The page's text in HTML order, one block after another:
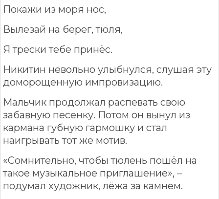
Покажи из моря нос,
Вылезай на берег, тюля,
Я трески тебе принёс.
Никитин невольно улыбнулся, слушая эту
доморощенную импровизацию.
Мальчик продолжал распевать свою
забавную песенку. Потом он вынул из
кармана губную гармошку и стал
наигрывать тот же мотив.
«Сомнительно, чтобы тюлень пошёл на
такое музыкальное приглашение», –
подумал художник, лёжа за камнем.